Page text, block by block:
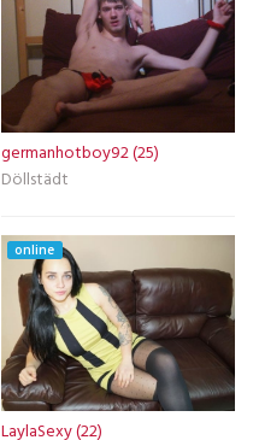
germanhotboy92 (25)
Döllstädt
online
LaylaSexy (22)